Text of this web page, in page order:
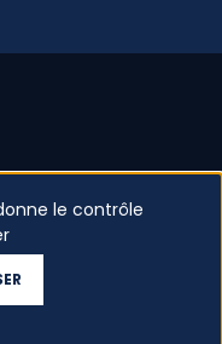
le contrôle